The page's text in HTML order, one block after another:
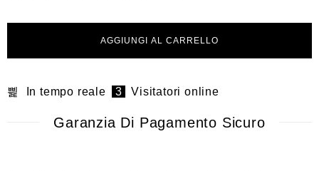
AGGIUNGI AL CARRELLO
In tempo reale 3 Visitatori online
Garanzia Di Pagamento Sicuro